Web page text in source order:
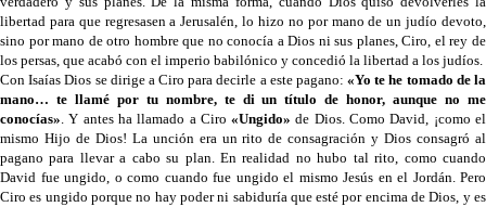
libertad para que regresasen a Jerusalén, lo hizo no por mano de un judío devoto,
sino por mano de otro hombre que no conocía a Dios ni sus planes, Ciro, el rey de
los persas, que acabó con el imperio babilónico y concedió la libertad a los judíos.
Con Isaías Dios se dirige a Ciro para decirle a este pagano:«Yo te he tomado de la
mano… te llamé por tu nombre, te di un título de honor, aunque no me
conocías». Y antes ha llamado a Ciro«Ungido» de Dios. Como David, ¡como el
mismo Hijo de Dios! La unción era un rito de consagración y Dios consagró al
pagano para llevar a cabo su plan. En realidad no hubo tal rito, como cuando
David fue ungido, o como cuando fue ungido el mismo Jesús en el Jordán. Pero
Ciro es ungido porque no hay poder ni sabiduría que esté por encima de Dios, y es